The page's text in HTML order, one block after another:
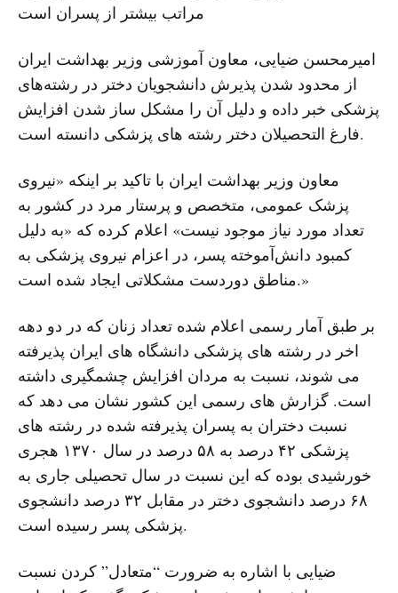
مراتب بیشتر از پسران است
امیرمحسن ضیایی، معاون آموزشی وزیر بهداشت ایران
از محدود شدن پذیرش دانشجویان دختر در رشته‌های
پزشکی خبر داده و دلیل آن را مشکل ساز شدن افزایش
فارغ التحصیلان دختر رشته های پزشکی دانسته است.
معاون وزیر بهداشت ایران با تاکید بر اینکه «نیروی
پزشک عمومی، متخصص و پرستار مرد در کشور به
تعداد مورد نیاز موجود نیست» اعلام کرده که «به دلیل
کمبود دانش‌آموخته پسر، در اعزام نیروی پزشکی به
مناطق دوردست مشکلاتی ایجاد شده است.»
بر طبق آمار رسمی اعلام شده تعداد زنان که در دو دهه
اخر در رشته های پزشکی دانشگاه های ایران پذیرفته
می شوند، نسبت به مردان افزایش چشمگیری داشته
است. گزارش های رسمی این کشور نشان می دهد که
نسبت دختران به پسران پذیرفته شده در رشته های
پزشکی ۴۲ درصد به ۵۸ درصد در سال ۱۳۷۰ هجری
خورشیدی بوده که این نسبت در سال تحصیلی جاری به
۶۸ درصد دانشجوی دختر در مقابل ۳۲ درصد دانشجوی
پزشکی پسر رسیده است.
ضیایی با اشاره به ضرورت “متعادل” کردن نسبت